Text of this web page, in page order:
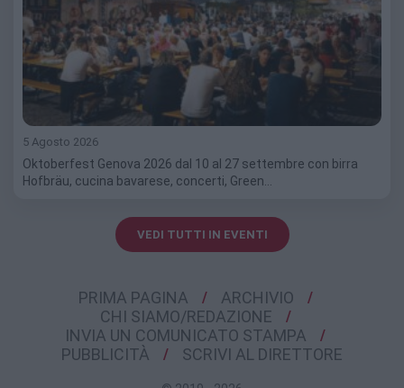
5 Agosto 2026
Oktoberfest Genova 2026 dal 10 al 27 settembre con birra
Hofbräu, cucina bavarese, concerti, Green…
VEDI TUTTI IN EVENTI
PRIMA PAGINA
ARCHIVIO
CHI SIAMO/REDAZIONE
INVIA UN COMUNICATO STAMPA
PUBBLICITÀ
SCRIVI AL DIRETTORE